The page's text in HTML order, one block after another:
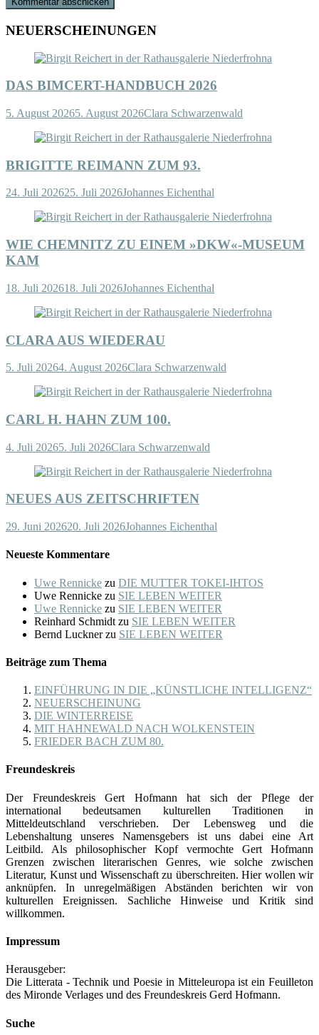
NEUERSCHEINUNGEN
DAS BIMCERT-HANDBUCH 2026
5. August 20265. August 2026Clara Schwarzenwald
BRIGITTE REIMANN ZUM 93.
24. Juli 202625. Juli 2026Johannes Eichenthal
WIE CHEMNITZ ZU EINEM »DKW«-MUSEUM
KAM
18. Juli 202618. Juli 2026Johannes Eichenthal
CLARA AUS WIEDERAU
5. Juli 20264. August 2026Clara Schwarzenwald
CARL H. HAHN ZUM 100.
4. Juli 20265. Juli 2026Clara Schwarzenwald
NEUES AUS ZEITSCHRIFTEN
29. Juni 202620. Juli 2026Johannes Eichenthal
Neueste Kommentare
Uwe Rennicke zu DIE MUTTER TOKEI-IHTOS
Uwe Rennicke zu SIE LEBEN WEITER
Uwe Rennicke zu SIE LEBEN WEITER
Reinhard Schmidt zu SIE LEBEN WEITER
Bernd Lucknerzu SIE LEBEN WEITER
Beiträge zum Thema
EINFÜHRUNG IN DIE „KÜNSTLICHE INTELLIGENZ“
NEUERSCHEINUNG
DIE WINTERREISE
MIT HAHNEWALD NACH WOLKENSTEIN
FRIEDER BACH ZUM 80.
Freundeskreis
Der Freundeskreis Gert Hofmann hat sich der Pflege der
international bedeutsamen kulturellen Traditionen in
Mitteldeutschland verschrieben. Der Lebensweg und die
Lebenshaltung unseres Namensgebers ist uns dabei eine Art
Leitbild. Als philosophischer Kopf vermochte Gert Hofmann
Grenzen zwischen literarischen Genres, wie solche zwischen
Literatur, Kunst und Wissenschaft zu überschreiten. Hier wollen wir
anknüpfen. In unregelmäßigen Abständen berichten wir von
kulturellen Ereignissen. Sachliche Hinweise und Kritik sind
willkommen.
Impressum
Herausgeber:
Die Litterata - Technik und Poesie in Mitteleuropa ist ein Feuilleton
des Mironde Verlages und des Freundeskreis Gerd Hofmann.
Suche